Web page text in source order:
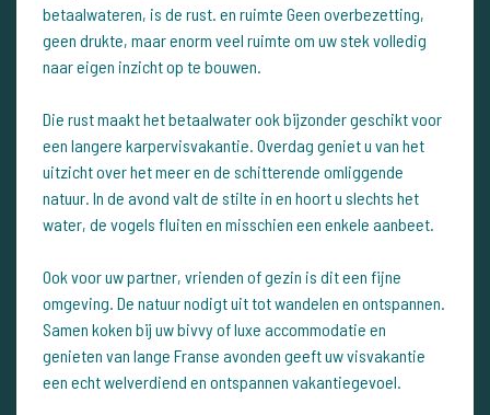
betaalwateren, is de rust. en ruimte Geen overbezetting,
geen drukte, maar enorm veel ruimte om uw stek volledig
naar eigen inzicht op te bouwen.
Die rust maakt het betaalwater ook bijzonder geschikt voor
een langere karpervisvakantie. Overdag geniet u van het
uitzicht over het meer en de schitterende omliggende
natuur. In de avond valt de stilte in en hoort u slechts het
water, de vogels fluiten en misschien een enkele aanbeet.
Ook voor uw partner, vrienden of gezin is dit een fijne
omgeving. De natuur nodigt uit tot wandelen en ontspannen.
Samen koken bij uw bivvy of luxe accommodatie en
genieten van lange Franse avonden geeft uw visvakantie
een echt welverdiend en ontspannen vakantiegevoel.